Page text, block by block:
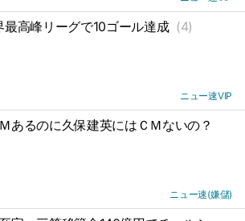
最高峰リーグで10ゴール達成 (4)
ニュー速VIP
あるのに久保建英にはＣＭないの？
ニュー速(嫌儲)